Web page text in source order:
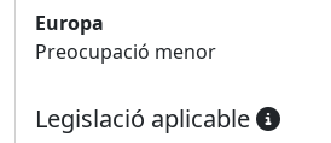
Europa
Preocupació menor
Legislació aplicable